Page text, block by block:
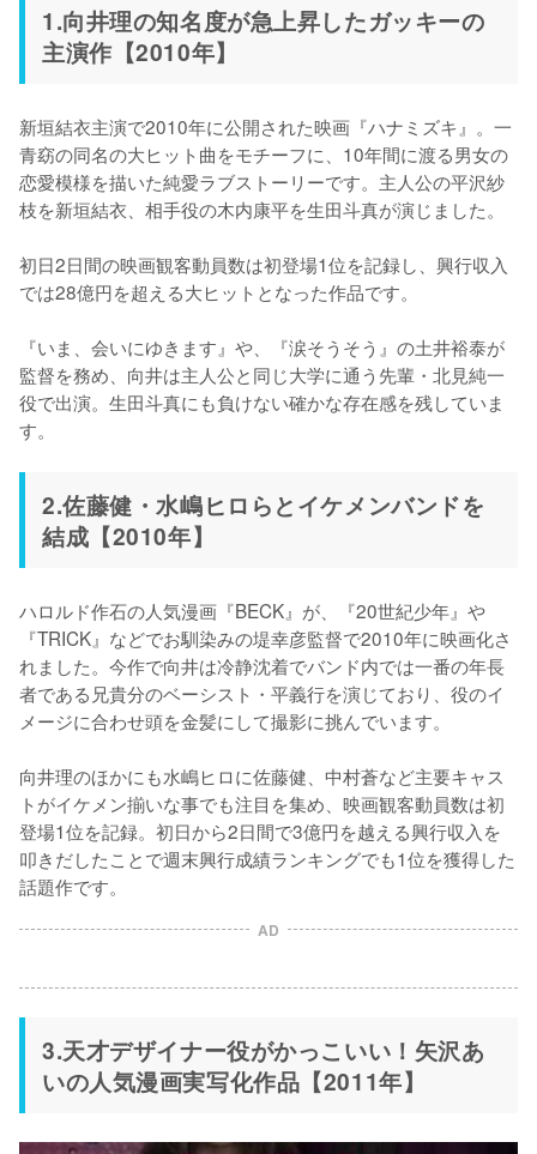
1.向井理の知名度が急上昇したガッキーの
主演作【2010年】
新垣結衣主演で2010年に公開された映画『ハナミズキ』。一
青窈の同名の大ヒット曲をモチーフに、10年間に渡る男女の
恋愛模様を描いた純愛ラブストーリーです。主人公の平沢紗
枝を新垣結衣、相手役の木内康平を生田斗真が演じました。
初日2日間の映画観客動員数は初登場1位を記録し、興行収入
では28億円を超える大ヒットとなった作品です。
『いま、会いにゆきます』や、『涙そうそう』の土井裕泰が
監督を務め、向井は主人公と同じ大学に通う先輩・北見純一
役で出演。生田斗真にも負けない確かな存在感を残していま
す。
2.佐藤健・水嶋ヒロらとイケメンバンドを
結成【2010年】
ハロルド作石の人気漫画『BECK』が、『20世紀少年』や
『TRICK』などでお馴染みの堤幸彦監督で2010年に映画化さ
れました。今作で向井は冷静沈着でバンド内では一番の年長
者である兄貴分のベーシスト・平義行を演じており、役のイ
メージに合わせ頭を金髪にして撮影に挑んでいます。
向井理のほかにも水嶋ヒロに佐藤健、中村蒼など主要キャス
トがイケメン揃いな事でも注目を集め、映画観客動員数は初
登場1位を記録。初日から2日間で3億円を越える興行収入を
叩きだしたことで週末興行成績ランキングでも1位を獲得した
話題作です。
AD
3.天才デザイナー役がかっこいい！矢沢あ
いの人気漫画実写化作品【2011年】